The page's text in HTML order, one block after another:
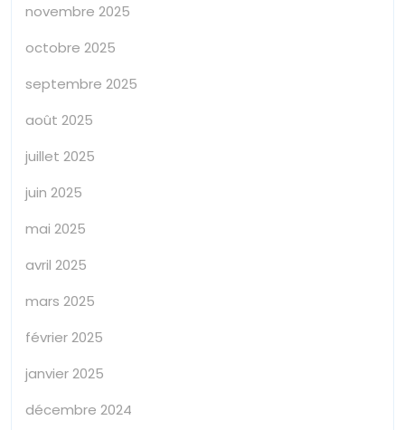
novembre 2025
octobre 2025
septembre 2025
août 2025
juillet 2025
juin 2025
mai 2025
avril 2025
mars 2025
février 2025
janvier 2025
décembre 2024